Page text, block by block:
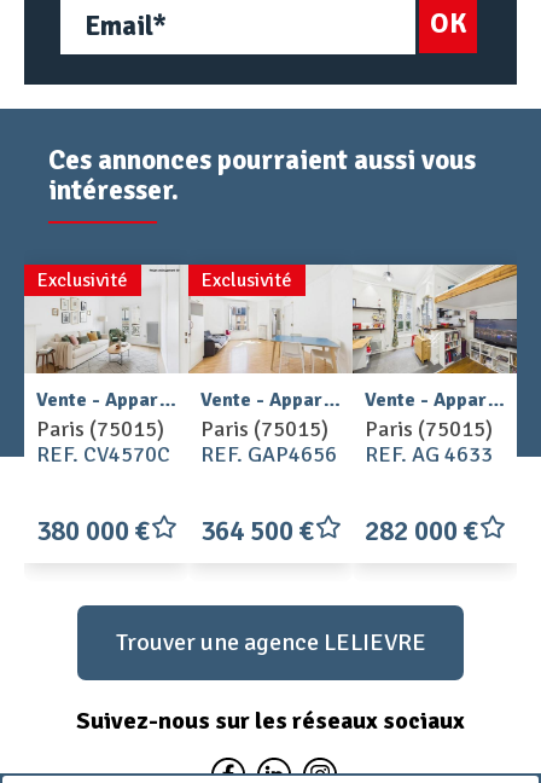
OK
Ces annonces pourraient aussi vous
intéresser.
Exclusivité
Vente - Appartement 2 pièces 30 m
Paris (75015)
REF. CV4570C
380 000 €
Exclusivité
Vente - Appartement 2 pièces 37 m
Paris (75015)
REF. GAP4656
364 500 €
Vente - Appartement 1 pièces 27 m
Paris (75015)
REF. AG 4633
282 000 €
Trouver une agence LELIEVRE
Suivez-nous sur les réseaux sociaux